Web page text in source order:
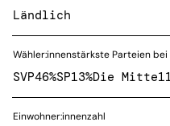
Ländlich
Wähler:innenstärkste Parteien
SVP46%SP13%Die Mitte
Einwohner:innenzahl